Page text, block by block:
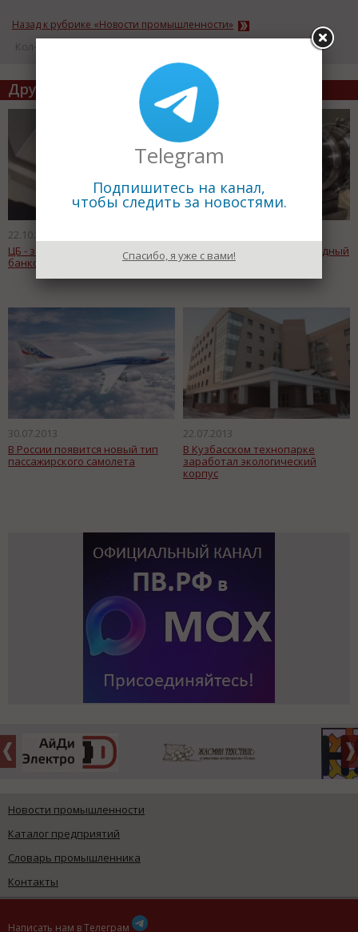
Назад к рубрике «Новости промышленности»
Кол-во просмотров: 17279
Другие статьи по теме
22.10.2013
ЦБ - за усиление защиты
банкоматов
В России испытают водородный
двигатель
30.07.2013
В России появится новый тип
пассажирского самолета
22.07.2013
В Кузбасском технопарке
заработал экологический
корпус
Новости промышленности
Каталог предприятий
Словарь промышленника
Контакты
Написать нам в Телеграм
Telegram
Подпишитесь на канал,
чтобы следить за новостями.
Спасибо, я уже с вами!